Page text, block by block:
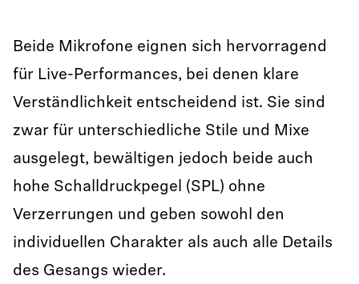
Beide Mikrofone eignen sich hervorragend
für Live-Performances, bei denen klare
Verständlichkeit entscheidend ist. Sie sind
zwar für unterschiedliche Stile und Mixe
ausgelegt, bewältigen jedoch beide auch
hohe Schalldruckpegel (SPL) ohne
Verzerrungen und geben sowohl den
individuellen Charakter als auch alle Details
des Gesangs wieder.